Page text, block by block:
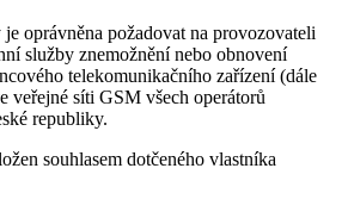
oprávněna požadovat na provozovateli
služby znemožnění nebo obnovení
telekomunikačního zařízení (dále
veřejné síti GSM všech operátorů
republiky.
souhlasem dotčeného vlastníka